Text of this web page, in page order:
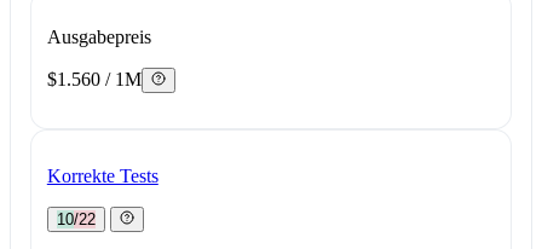
Ausgabepreis
$1.560 / 1M
Korrekte Tests
10/22